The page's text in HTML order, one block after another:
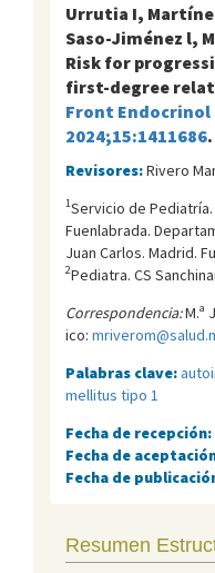
Urrutia I,
Saso-Jiménez l,
Risk for
first-degree
Front Endocrinol
2024;15:1411686.
Revisores:Rivero
1Servicio de
Fuenlabrada.
Juan Carlos. Madrid.
2Pediatra. CS
Correspondencia:M.ª
ico:
Palabras clave:
mellitus tipo 1
Fecha de recepción:
Fecha de
Fecha de
Resumen